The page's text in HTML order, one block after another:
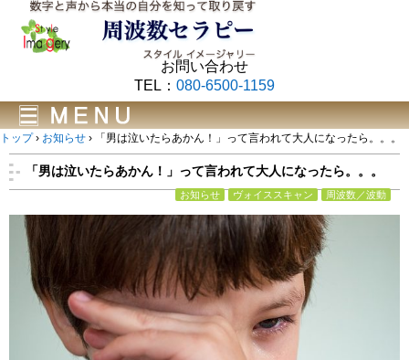
お問い合わせ
TEL： 080-6500-1159
トップ › お知らせ › 「男は泣いたらあかん！」って言われて大人になったら。。。
「男は泣いたらあかん！」って言われて大人になったら。。。
お知らせ ヴォイススキャン 周波数／波動